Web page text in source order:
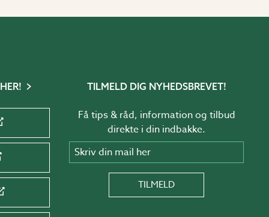
TILMELD DIG NYHEDSBREVET!
Få tips & råd, information og tilbud
direkte i din indbakke.
Skriv din mail her
TILMELD